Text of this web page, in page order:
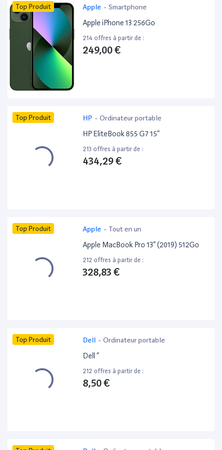
Top Produit Apple - Smartphone
Apple iPhone 13 256Go
214 offres à partir de :
249,00 €
Top Produit HP - Ordinateur portable
HP EliteBook 855 G7 15”
213 offres à partir de :
434,29 €
Top Produit Apple - Tout en un
Apple MacBook Pro 13” (2019) 512Go
212 offres à partir de :
328,83 €
Top Produit Dell - Ordinateur portable
Dell ”
212 offres à partir de :
8,50 €